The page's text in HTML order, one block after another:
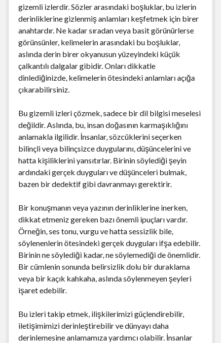
gizemli izlerdir. Sözler arasındaki boşluklar, bu izlerin
derinliklerine gizlenmiş anlamları keşfetmek için birer
anahtardır. Ne kadar sıradan veya basit görünürlerse
görünsünler, kelimelerin arasındaki bu boşluklar,
aslında derin birer okyanusun yüzeyindeki küçük
çalkantılı dalgalar gibidir. Onları dikkatle
dinlediğinizde, kelimelerin ötesindeki anlamları açığa
çıkarabilirsiniz.
Bu gizemli izleri çözmek, sadece bir dil bilgisi meselesi
değildir. Aslında, bu, insan doğasının karmaşıklığını
anlamakla ilgilidir. İnsanlar, sözcüklerini seçerken
bilinçli veya bilinçsizce duygularını, düşüncelerini ve
hatta kişiliklerini yansıtırlar. Birinin söylediği şeyin
ardındaki gerçek duyguları ve düşünceleri bulmak,
bazen bir dedektif gibi davranmayı gerektirir.
Bir konuşmanın veya yazının derinliklerine inerken,
dikkat etmeniz gereken bazı önemli ipuçları vardır.
Örneğin, ses tonu, vurgu ve hatta sessizlik bile,
söylenenlerin ötesindeki gerçek duyguları ifşa edebilir.
Birinin ne söylediği kadar, ne söylemediği de önemlidir.
Bir cümlenin sonunda belirsizlik dolu bir duraklama
veya bir kaçık kahkaha, aslında söylenmeyen şeyleri
işaret edebilir.
Bu izleri takip etmek, ilişkilerimizi güçlendirebilir,
iletişimimizi derinleştirebilir ve dünyayı daha
derinlemesine anlamamıza yardımcı olabilir. İnsanlar